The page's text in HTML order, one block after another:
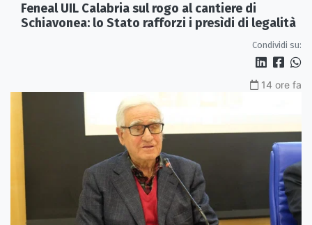
Feneal UIL Calabria sul rogo al cantiere di
Schiavonea: lo Stato rafforzi i presìdi di legalità
Condividi su:
14 ore fa